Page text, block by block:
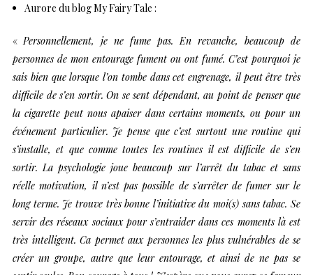
Aurore du blogMy Fairy Tale :
«Personnellement, je ne fume pas. En revanche, beaucoup de
personnes de mon entourage fument ou ont fumé. C’est pourquoi je
sais bien que lorsque l’on tombe dans cet engrenage, il peut être très
difficile de s’en sortir. On se sent dépendant, au point de penser que
la cigarette peut nous apaiser dans certains moments, ou pour un
événement particulier. Je pense que c’est surtout une routine qui
s’installe, et que comme toutes les routines il est difficile de s’en
sortir. La psychologie joue beaucoup sur l’arrêt du tabac et sans
réelle motivation, il n’est pas possible de s’arrêter de fumer sur le
long terme. Je trouve très bonne l’initiative du moi(s) sans tabac. Se
servir des réseaux sociaux pour s’entraider dans ces moments là est
très intelligent. Ca permet aux personnes les plus vulnérables de se
créer un groupe, autre que leur entourage, et ainsi de ne pas se